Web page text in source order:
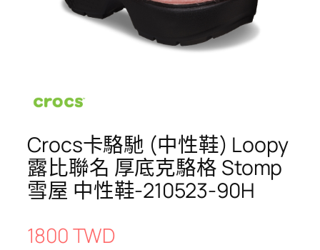
Crocs卡駱馳 (中性鞋) Loopy
露比聯名 厚底克駱格 Stomp
雪屋 中性鞋-210523-90H
1800 TWD